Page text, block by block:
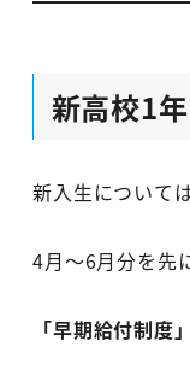
新高校1
新入生については
4月～6月分を先
「早期給付制度」